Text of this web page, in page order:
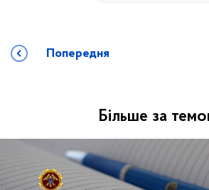
Попередня
Більше за